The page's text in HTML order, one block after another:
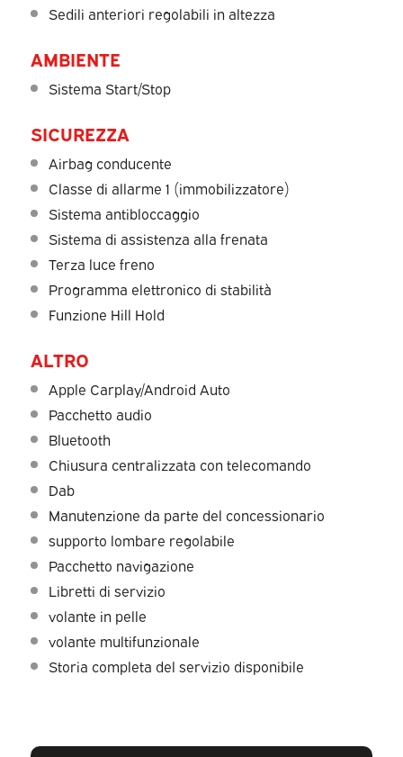
Sedili anteriori regolabili in altezza
AMBIENTE
Sistema Start/Stop
SICUREZZA
Airbag conducente
Classe di allarme 1 (immobilizzatore)
Sistema antibloccaggio
Sistema di assistenza alla frenata
Terza luce freno
Programma elettronico di stabilità
Funzione Hill Hold
ALTRO
Apple Carplay/Android Auto
Pacchetto audio
Bluetooth
Chiusura centralizzata con telecomando
Dab
Manutenzione da parte del concessionario
supporto lombare regolabile
Pacchetto navigazione
Libretti di servizio
volante in pelle
volante multifunzionale
Storia completa del servizio disponibile